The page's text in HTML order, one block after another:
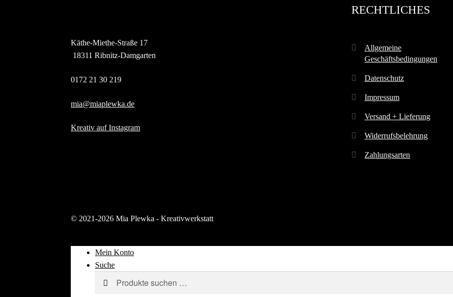
Käthe-Miethe-Straße 17
18311 Ribnitz-Damgarten
0172 21 30 219
mia@miaplewka.de
Kreativ auf Instagram
RECHTLICHES
Allgemeine
Geschäftsbedingungen
Datenschutz
Impressum
Versand + Lieferung
Widerrufsbelehrung
Zahlungsarten
© 2021-2026 Mia Plewka - Kreativwerkstatt
Mein Konto
Suche
Suchen